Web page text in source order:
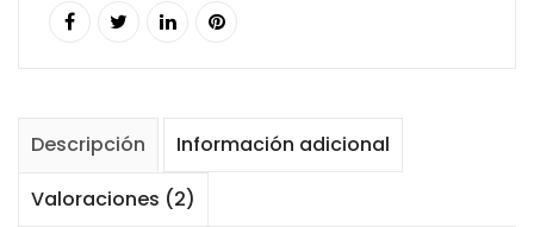
Descripción
Información adicional
Valoraciones (2)